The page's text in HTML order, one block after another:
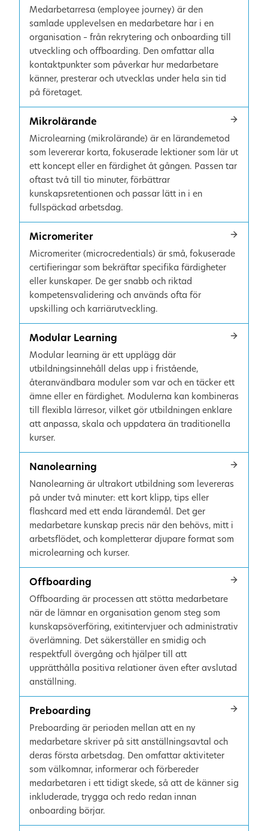
Medarbetarresa (employee journey) är den
samlade upplevelsen en medarbetare har i en
organisation – från rekrytering och onboarding till
utveckling och offboarding. Den omfattar alla
kontaktpunkter som påverkar hur medarbetare
känner, presterar och utvecklas under hela sin tid
på företaget.
Mikrolärande
Microlearning (mikrolärande) är en lärandemetod
som levererar korta, fokuserade lektioner som lär ut
ett koncept eller en färdighet åt gången. Passen tar
oftast två till tio minuter, förbättrar
kunskapsretentionen och passar lätt in i en
fullspäckad arbetsdag.
Micromeriter
Micromeriter (microcredentials) är små, fokuserade
certifieringar som bekräftar specifika färdigheter
eller kunskaper. De ger snabb och riktad
kompetensvalidering och används ofta för
upskilling och karriärutveckling.
Modular Learning
Modular learning är ett upplägg där
utbildningsinnehåll delas upp i fristående,
återanvändbara moduler som var och en täcker ett
ämne eller en färdighet. Modulerna kan kombineras
till flexibla lärresor, vilket gör utbildningen enklare
att anpassa, skala och uppdatera än traditionella
kurser.
Nanolearning
Nanolearning är ultrakort utbildning som levereras
på under två minuter: ett kort klipp, tips eller
flashcard med ett enda lärandemål. Det ger
medarbetare kunskap precis när den behövs, mitt i
arbetsflödet, och kompletterar djupare format som
microlearning och kurser.
Offboarding
Offboarding är processen att stötta medarbetare
när de lämnar en organisation genom steg som
kunskapsöverföring, exitintervjuer och administrativ
överlämning. Det säkerställer en smidig och
respektfull övergång och hjälper till att
upprätthålla positiva relationer även efter avslutad
anställning.
Preboarding
Preboarding är perioden mellan att en ny
medarbetare skriver på sitt anställningsavtal och
deras första arbetsdag. Den omfattar aktiviteter
som välkomnar, informerar och förbereder
medarbetaren i ett tidigt skede, så att de känner sig
inkluderade, trygga och redo redan innan
onboarding börjar.